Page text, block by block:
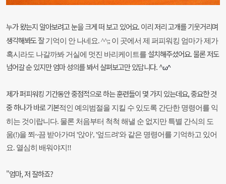
누가 왔는지 알아보려고 눈을 크게 떠 보고 있어요. 이리 저리 고개를 기웃거리며
생각해봐도 잘기억이 안 나네요. ^^;; 이 곳에서 제 퍼피워킹 엄마가 제가
혹시라도 나갈까봐 거실에 멋진 바리케이트를설치해주셨어요. 물론 저도
넘어갈 순 있지만 엄마 성의를 봐서 살펴보고만 있답니다. ^ω^
제가 퍼피워킹 기간동안 중점적으로 하는 훈련들이 몇 가지 있는데요, 중요한 것
중 하나가 바로 기본적인 예의범절을 지킬 수 있도록 간단한 명령어를 익
히는 것이랍니다. 물론 처음부터 척척 해낼 순 없지만 특별 간식의 도
움(!)을 쬐~끔 받아가며 '앉아', '엎드려'와 같은 명령어를 기억하고 있어
요. 열심히 배워야지!!
"엄마, 저 잘하죠?